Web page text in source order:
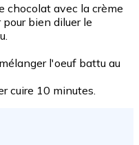
chocolat avec la crème
bien diluer le
l'oeuf battu au
cuire 10 minutes.